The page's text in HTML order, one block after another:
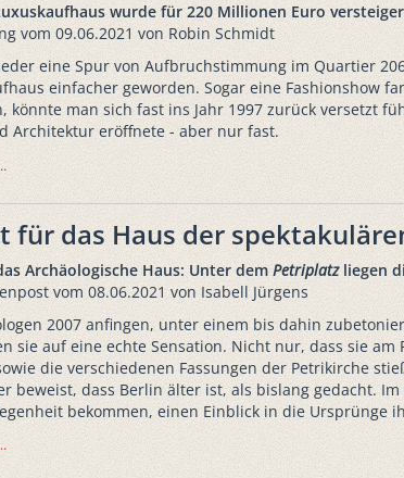
wurde für 220 Millionen Euro
vom 09.06.2021 von Robin Schmidt
eine Spur von Aufbruchstimmung im Quartier
einfacher geworden. Sogar eine Fashionshow
könnte man sich fast ins Jahr 1997 zurück versetzt
Architektur eröffnete - aber nur fast.
für das Haus der
Archäologische Haus: Unter dem Petriplatzliegen
vom 08.06.2021 von Isabell Jürgens
2007 anfingen, unter einem bis dahin
sie auf eine echte Sensation. Nicht nur, dass sie
die verschiedenen Fassungen der Petrikirche
beweist, dass Berlin älter ist, als bislang gedacht.
bekommen, einen Einblick in die Ursprünge